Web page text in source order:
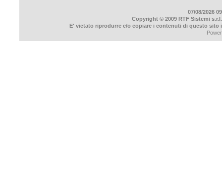
07/08/2026
Copyright © 2009 RTF Sistemi
E' vietato riprodurre e/o copiare i contenuti di questo